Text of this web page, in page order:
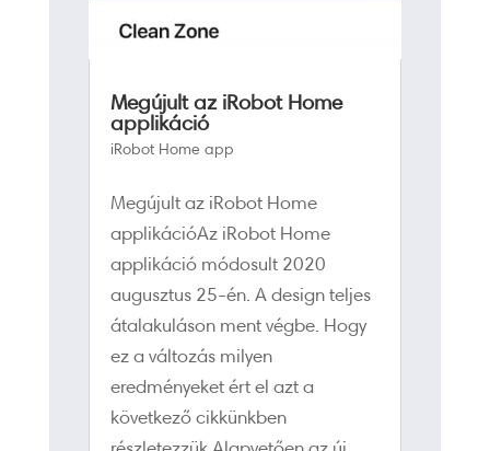
Megújult az iRobot Home
applikáció
iRobot Home app
Megújult az iRobot Home
applikációAz iRobot Home
applikáció módosult 2020
augusztus 25-én. A design teljes
átalakuláson ment végbe. Hogy
ez a változás milyen
eredményeket ért el azt a
következő cikkünkben